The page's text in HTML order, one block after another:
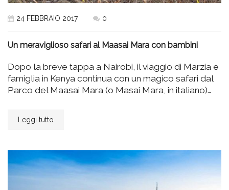
24 FEBBRAIO 2017 0
Un meraviglioso safari al Maasai Mara con bambini
Dopo la breve tappa a Nairobi, il viaggio di Marzia e
famiglia in Kenya continua con un magico safari dal
Parco del Maasai Mara (o Masai Mara, in italiano)…
Leggi tutto